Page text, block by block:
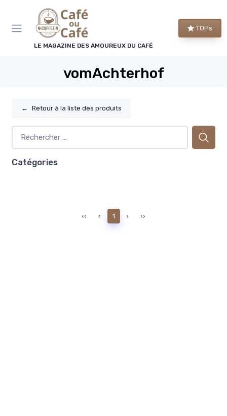
LE MAGAZINE DES AMOUREUX DU CAFÉ
TOPs
vomAchterhof
← Retour à la liste des produits
Catégories
‹‹ ‹ 1 › ››
Panneau de gestion des cookies